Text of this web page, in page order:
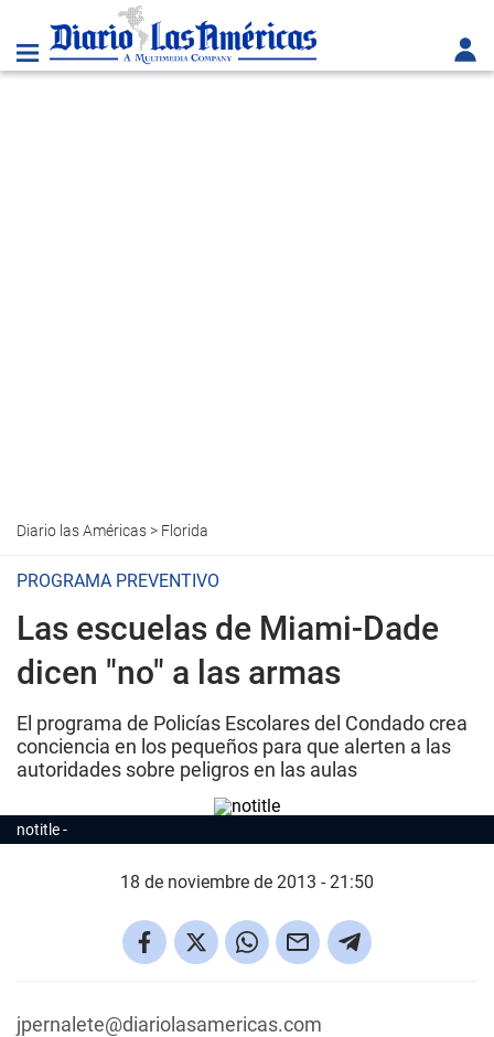
Diario las Américas> Florida
PROGRAMA PREVENTIVO
Las escuelas de Miami-Dade
dicen "no" a las armas
El programa de Policías Escolares del Condado crea
conciencia en los pequeños para que alerten a las
autoridades sobre peligros en las aulas
notitle
18 de noviembre de 2013 - 21:50
jpernalete@diariolasamericas.com